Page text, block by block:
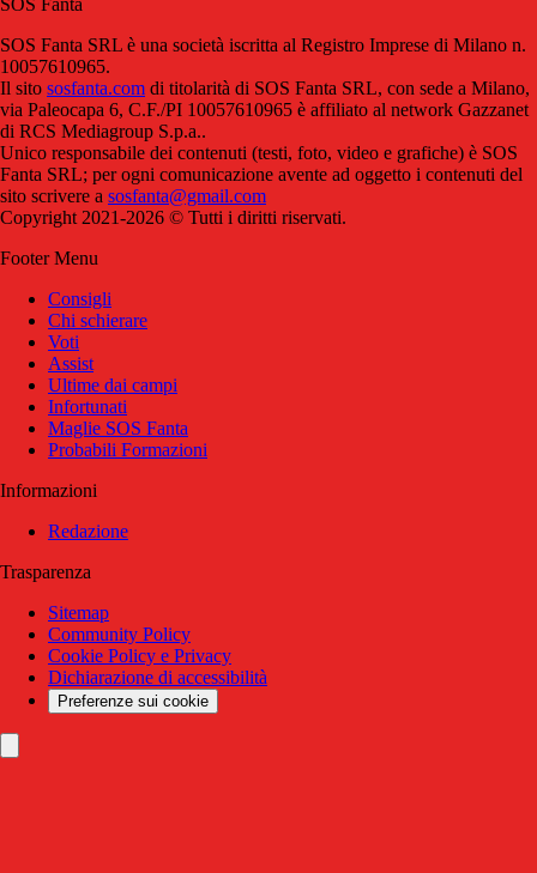
SOS Fanta
SOS Fanta SRL è una società iscritta al Registro Imprese di Milano n.
10057610965.
Il sito sosfanta.com di titolarità di SOS Fanta SRL, con sede a Milano,
via Paleocapa 6, C.F./PI 10057610965 è affiliato al network Gazzanet
di RCS Mediagroup S.p.a..
Unico responsabile dei contenuti (testi, foto, video e grafiche) è SOS
Fanta SRL; per ogni comunicazione avente ad oggetto i contenuti del
sito scrivere a sosfanta@gmail.com
Copyright 2021-2026 © Tutti i diritti riservati.
Footer Menu
Consigli
Chi schierare
Voti
Assist
Ultime dai campi
Infortunati
Maglie SOS Fanta
Probabili Formazioni
Informazioni
Redazione
Trasparenza
Sitemap
Community Policy
Cookie Policy e Privacy
Dichiarazione di accessibilità
Preferenze sui cookie